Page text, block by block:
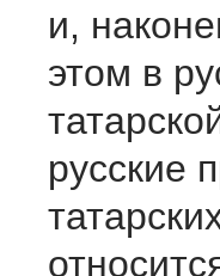
и,
этом в
русские